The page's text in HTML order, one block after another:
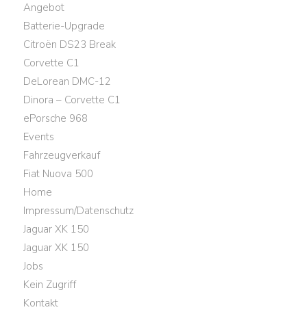
Angebot
Batterie-Upgrade
Citroën DS23 Break
Corvette C1
DeLorean DMC-12
Dinora – Corvette C1
ePorsche 968
Events
Fahrzeugverkauf
Fiat Nuova 500
Home
Impressum/Datenschutz
Jaguar XK 150
Jaguar XK 150
Jobs
Kein Zugriff
Kontakt